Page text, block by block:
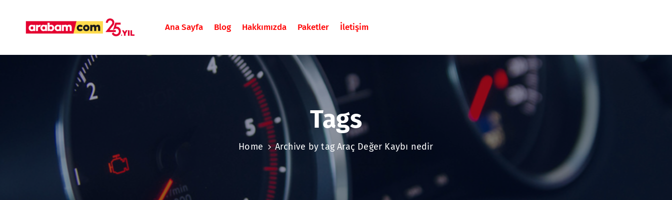
Ana Sayfa Blog Hakkımızda Paketler İletişim
Tags
Home Archive by tag Araç Değer Kaybı nedir